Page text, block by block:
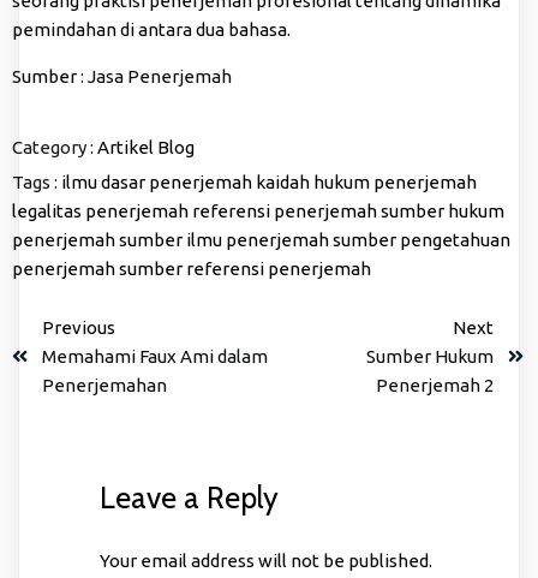
pemindahan di antara dua bahasa.
Sumber : Jasa Penerjemah
Category : Artikel Blog
Tags : ilmu dasar penerjemah kaidah hukum penerjemah
legalitas penerjemah referensi penerjemahsumber hukum
penerjemahsumber ilmu penerjemahsumber pengetahuan
penerjemahsumber referensi penerjemah
Previous
Memahami Faux Ami dalam
Penerjemahan
Next
Sumber Hukum
Penerjemah 2
Leave a Reply
Your email address will not be published.